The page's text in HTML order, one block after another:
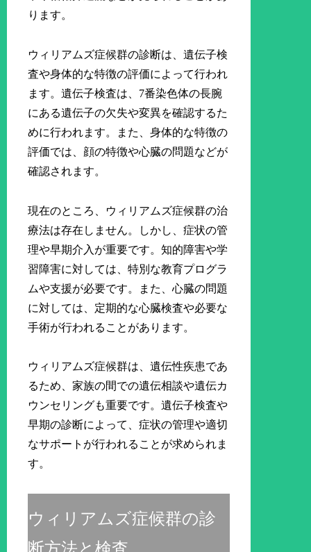
ります。
ウィリアムズ症候群の診断は、遺伝子検
査や身体的な特徴の評価によって行われ
ます。遺伝子検査は、7番染色体の長腕
にある遺伝子の欠失や変異を確認するた
めに行われます。また、身体的な特徴の
評価では、顔の特徴や心臓の問題などが
確認されます。
現在のところ、ウィリアムズ症候群の治
療法は存在しません。しかし、症状の管
理や早期介入が重要です。知的障害や学
習障害に対しては、特別な教育プログラ
ムや支援が必要です。また、心臓の問題
に対しては、定期的な心臓検査や必要な
手術が行われることがあります。
ウィリアムズ症候群は、遺伝性疾患であ
るため、家族の間での遺伝相談や遺伝カ
ウンセリングも重要です。遺伝子検査や
早期の診断によって、症状の管理や適切
なサポートが行われることが求められま
す。
ウィリアムズ症候群の診